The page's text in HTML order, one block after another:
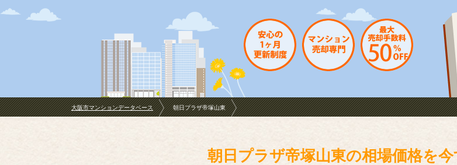
大阪市マンションデータベース 朝日プラザ帝塚山東
朝日プラザ帝塚山東の相場価格を今